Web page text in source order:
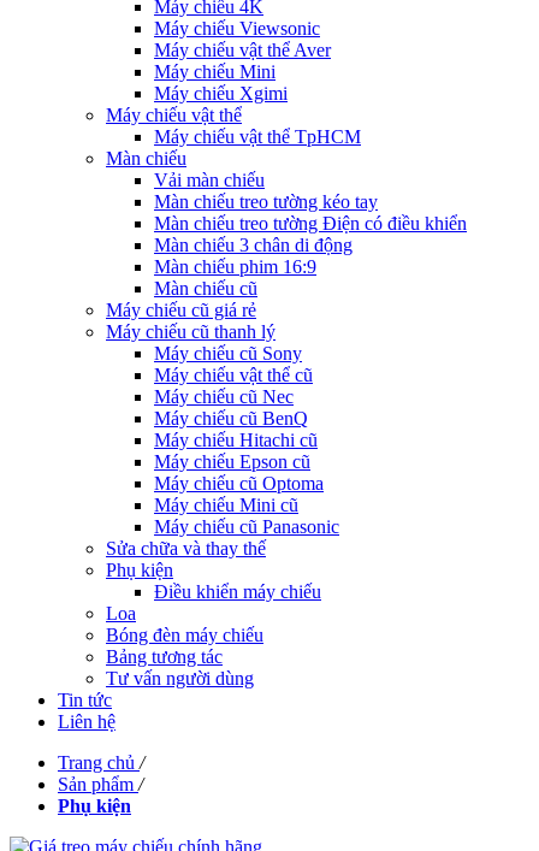
Máy chiếu 4K
Máy chiếu Viewsonic
Máy chiếu vật thể Aver
Máy chiếu Mini
Máy chiếu Xgimi
Máy chiếu vật thể
Máy chiếu vật thể TpHCM
Màn chiếu
Vải màn chiếu
Màn chiếu treo tường kéo tay
Màn chiếu treo tường Điện có điều khiển
Màn chiếu 3 chân di động
Màn chiếu phim 16:9
Màn chiếu cũ
Máy chiếu cũ giá rẻ
Máy chiếu cũ thanh lý
Máy chiếu cũ Sony
Máy chiếu vật thể cũ
Máy chiếu cũ Nec
Máy chiếu cũ BenQ
Máy chiếu Hitachi cũ
Máy chiếu Epson cũ
Máy chiếu cũ Optoma
Máy chiếu Mini cũ
Máy chiếu cũ Panasonic
Sửa chữa và thay thế
Phụ kiện
Điều khiển máy chiếu
Loa
Bóng đèn máy chiếu
Bảng tương tác
Tư vấn người dùng
Tin tức
Liên hệ
Trang chủ /
Sản phẩm /
Phụ kiện